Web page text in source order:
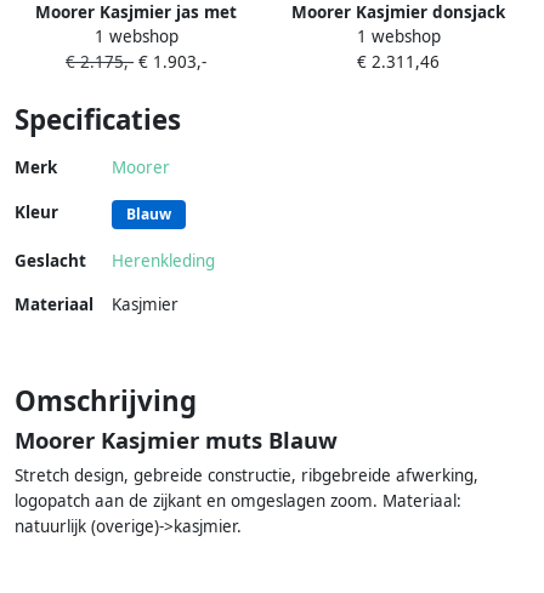
Moorer Kasjmier jas met
hoge kraag Blauw
1 webshop
€ 2.175,- € 1.903,-
Moorer Kasjmier donsjack
met ganzendons Blue Heren
1 webshop
€ 2.311,46
Specificaties
Merk Moorer
Kleur Blauw
Geslacht
Herenkleding
Materiaal
Kasjmier
Omschrijving
Moorer Kasjmier muts Blauw
Stretch design, gebreide constructie, ribgebreide afwerking,
logopatch aan de zijkant en omgeslagen zoom. Materiaal:
natuurlijk (overige)->kasjmier.